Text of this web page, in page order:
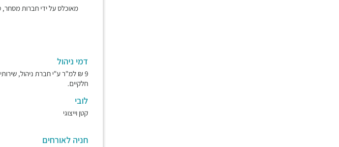
מאוכלס על ידי חברות
דמי ניהול
9 ₪ למ"ר ע"י חברת ניהול,
חלקיים.
לובי
קטן וייצוגי
חניה לאורחים